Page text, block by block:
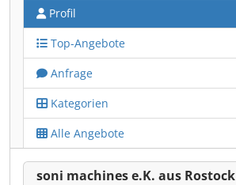
Profil
Top-Angebote
Anfrage
Kategorien
Alle Angebote
soni machines e.K. aus Rostock